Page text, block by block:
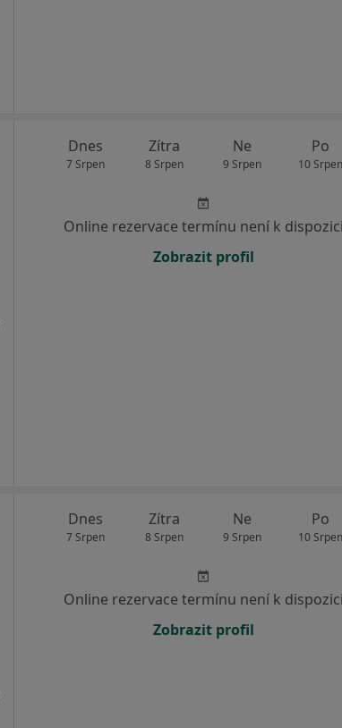
Dnes
7 Srpen
Zítra
8 Srpen
Ne
9 Srpen
Po
10 Srpen
Online rezervace termínu není k dispozici
Zobrazit profil
Dnes
7 Srpen
Zítra
8 Srpen
Ne
9 Srpen
Po
10 Srpen
Online rezervace termínu není k dispozici
Zobrazit profil